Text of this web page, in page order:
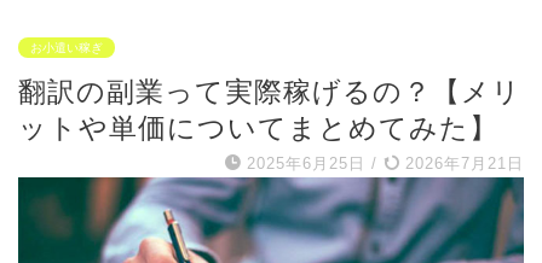
お小遣い稼ぎ
翻訳の副業って実際稼げるの？【メリ
ットや単価についてまとめてみた】
2025年6月25日 / 2026年7月21日